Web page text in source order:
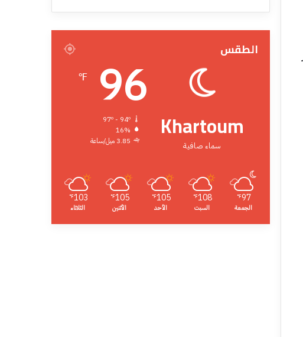
الطقس
Khartoum
سماء صافية
96
℉
97º - 94º
16%
3.85 ميل/ساعة
97
℉
الجمعة
108
℉
السبت
105
℉
الأحد
105
℉
الأثنين
103
℉
الثلاثاء